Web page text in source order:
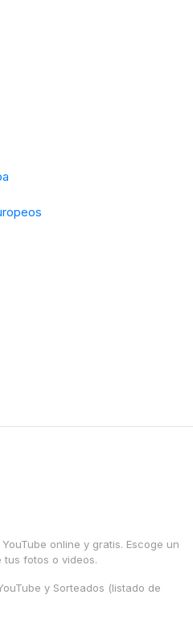
online y gratis. Escoge un
tus fotos o videos.
y Sorteados (listado de